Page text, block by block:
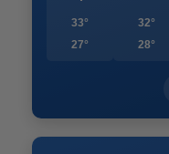
33°
27°
32°
28°